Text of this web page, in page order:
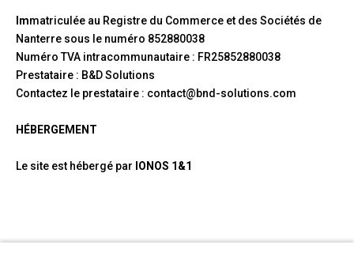
Immatriculée au Registre du Commerce et des Sociétés de
Nanterre sous le numéro 852880038
Numéro TVA intracommunautaire : FR25852880038
Prestataire : B&D Solutions
Contactez le prestataire : contact@bnd-solutions.com
HÉBERGEMENT
Le site est hébergé par IONOS 1&1